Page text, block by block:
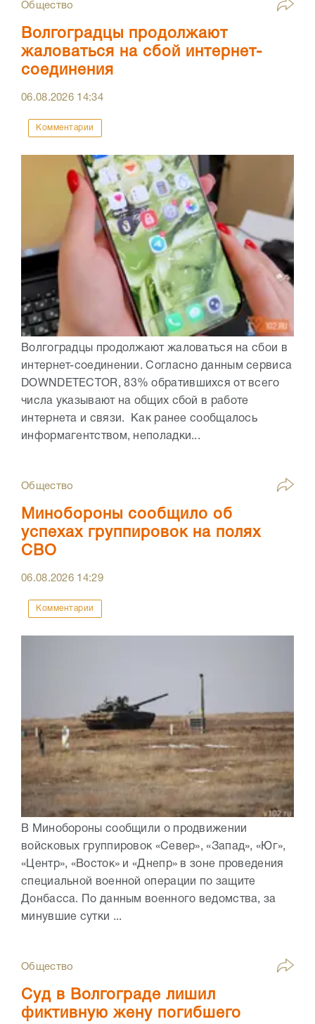
Общество
Волгоградцы продолжают
жаловаться на сбой интернет-
соединения
06.08.2026 14:34
Комментарии
Волгоградцы продолжают жаловаться на сбои в
интернет-соединении. Согласно данным сервиса
DOWNDETECTOR, 83% обратившихся от всего
числа указывают на общих сбой в работе
интернета и связи. Как ранее сообщалось
информагентством, неполадки...
Общество
Минобороны сообщило об
успехах группировок на полях
СВО
06.08.2026 14:29
Комментарии
В Минобороны сообщили о продвижении
войсковых группировок «Север», «Запад», «Юг»,
«Центр», «Восток» и «Днепр» в зоне проведения
специальной военной операции по защите
Донбасса. По данным военного ведомства, за
минувшие сутки ...
Общество
Суд в Волгограде лишил
фиктивную жену погибшего